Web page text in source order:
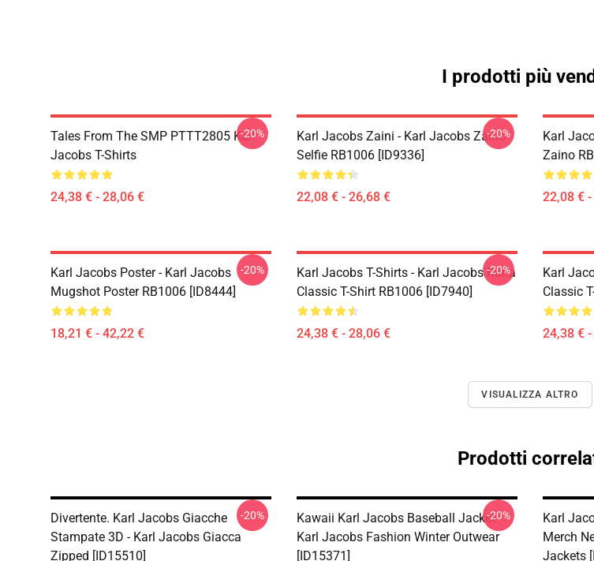
I prodotti più
Tales From The SMP PTTT2805 Karl
Jacobs T-Shirts
24,38 € - 28,06 €
-20%
Karl Jacobs Zaini - Karl Jacobs Zaino
Selfie RB1006 [ID9336]
22,08 € - 26,68 €
-20%
Karl
Zaino
22,08 €
Karl Jacobs Poster - Karl Jacobs
Mugshot Poster RB1006 [ID8444]
18,21 € - 42,22 €
-20%
Karl Jacobs T-Shirts - Karl Jacobs Rana
Classic T-Shirt RB1006 [ID7940]
24,38 € - 28,06 €
-20%
Karl
Classic
24,38 €
VISUALIZZA ALTRO
Prodotti
Divertente. Karl Jacobs Giacche
Stampate 3D - Karl Jacobs Giacca
Zipped [ID15510]
-20%
Kawaii Karl Jacobs Baseball Jacket -
Karl Jacobs Fashion Winter Outwear
[ID15371]
-20%
Karl
Merch
Jackets